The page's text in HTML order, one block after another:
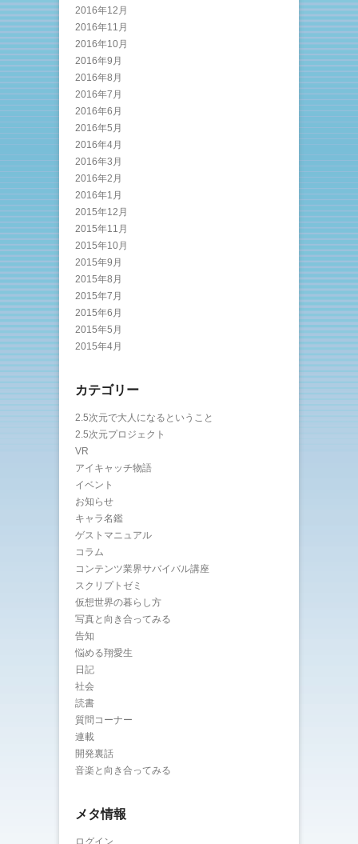
2016年12月
2016年11月
2016年10月
2016年9月
2016年8月
2016年7月
2016年6月
2016年5月
2016年4月
2016年3月
2016年2月
2016年1月
2015年12月
2015年11月
2015年10月
2015年9月
2015年8月
2015年7月
2015年6月
2015年5月
2015年4月
カテゴリー
2.5次元で大人になるということ
2.5次元プロジェクト
VR
アイキャッチ物語
イベント
お知らせ
キャラ名鑑
ゲストマニュアル
コラム
コンテンツ業界サバイバル講座
スクリプトゼミ
仮想世界の暮らし方
写真と向き合ってみる
告知
悩める翔愛生
日記
社会
読書
質問コーナー
連載
開発裏話
音楽と向き合ってみる
メタ情報
ログイン